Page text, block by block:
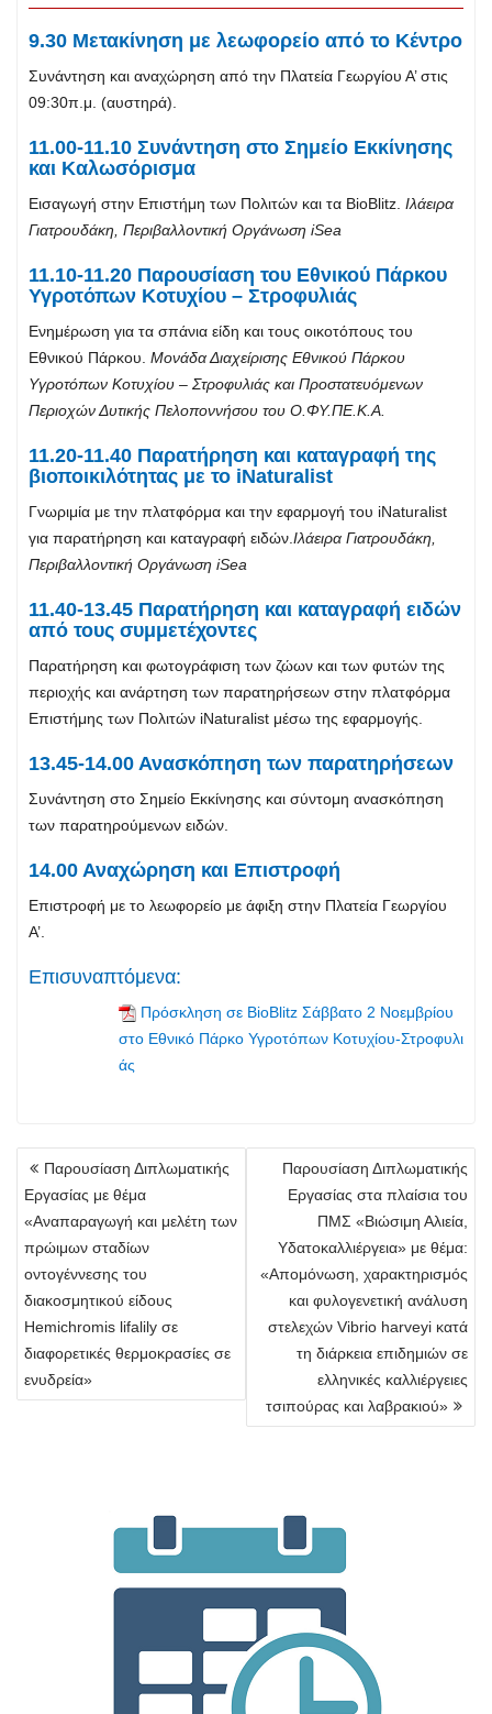
9.30 Μετακίνηση με λεωφορείο από το Κέντρο
Συνάντηση και αναχώρηση από την Πλατεία Γεωργίου Α’ στις
09:30π.μ. (αυστηρά).
11.00-11.10 Συνάντηση στο Σημείο Εκκίνησης
και Καλωσόρισμα
Εισαγωγή στην Επιστήμη των Πολιτών και τα BioBlitz. Ιλάειρα
Γιατρουδάκη, Περιβαλλοντική Οργάνωση iSea
11.10-11.20 Παρουσίαση του Εθνικού Πάρκου
Υγροτόπων Κοτυχίου – Στροφυλιάς
Ενημέρωση για τα σπάνια είδη και τους οικοτόπους του
Εθνικού Πάρκου. Μονάδα Διαχείρισης Εθνικού Πάρκου
Υγροτόπων Κοτυχίου – Στροφυλιάς και Προστατευόμενων
Περιοχών Δυτικής Πελοποννήσου του Ο.ΦΥ.ΠΕ.Κ.Α.
11.20-11.40 Παρατήρηση και καταγραφή της
βιοποικιλότητας με το iNaturalist
Γνωριμία με την πλατφόρμα και την εφαρμογή του iNaturalist
για παρατήρηση και καταγραφή ειδών. Ιλάειρα Γιατρουδάκη,
Περιβαλλοντική Οργάνωση iSea
11.40-13.45 Παρατήρηση και καταγραφή ειδών
από τους συμμετέχοντες
Παρατήρηση και φωτογράφιση των ζώων και των φυτών της
περιοχής και ανάρτηση των παρατηρήσεων στην πλατφόρμα
Επιστήμης των Πολιτών iNaturalist μέσω της εφαρμογής.
13.45-14.00 Ανασκόπηση των παρατηρήσεων
Συνάντηση στο Σημείο Εκκίνησης και σύντομη ανασκόπηση
των παρατηρούμενων ειδών.
14.00 Αναχώρηση και Επιστροφή
Επιστροφή με το λεωφορείο με άφιξη στην Πλατεία Γεωργίου
Α’.
Επισυναπτόμενα:
Πρόσκληση σε BioBlitz Σάββατο 2 Νοεμβρίου
στο Εθνικό Πάρκο Υγροτόπων Κοτυχίου-Στροφυλι
άς
Πλοήγηση
άρθρων
Παρουσίαση Διπλωματικής
Εργασίας με θέμα
«Αναπαραγωγή και μελέτη των
πρώιμων σταδίων
οντογέννεσης του
διακοσμητικού είδους
Hemichromis lifalily σε
διαφορετικές θερμοκρασίες σε
ενυδρεία»
Παρουσίαση Διπλωματικής
Εργασίας στα πλαίσια του
ΠΜΣ «Βιώσιμη Αλιεία,
Υδατοκαλλιέργεια» με θέμα:
«Απομόνωση, χαρακτηρισμός
και φυλογενετική ανάλυση
στελεχών Vibrio harveyi κατά
τη διάρκεια επιδημιών σε
ελληνικές καλλιέργειες
τσιπούρας και λαβρακιού»